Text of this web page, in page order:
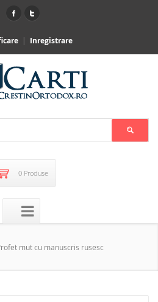
Inregistrare
0 Produse
mut cu manuscris rusesc